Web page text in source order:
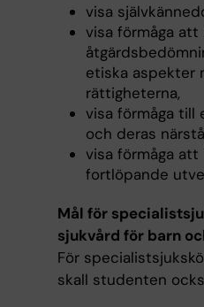
visa
visa förmåga
etiska aspekter
rättigheterna,
visa förmåga
och deras
visa förmåga
fortlöpande
Mål för
sjukvård för barn
För
skall studenten